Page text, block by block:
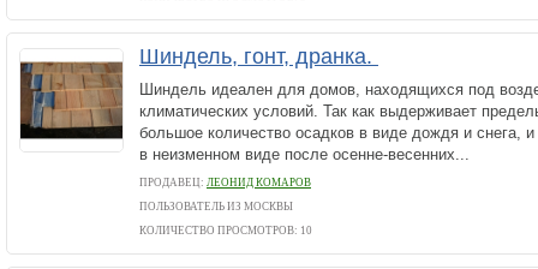
Шиндель, гонт, дранка.
Шиндель идеален для домов, находящихся под
климатических условий. Так как выдерживает
большое количество осадков в виде дождя и снега,
в неизменном виде после осенне-весенних...
ПРОДАВЕЦ: ЛЕОНИД КОМАРОВ
ПОЛЬЗОВАТЕЛЬ ИЗ МОСКВЫ
КОЛИЧЕСТВО ПРОСМОТРОВ: 10